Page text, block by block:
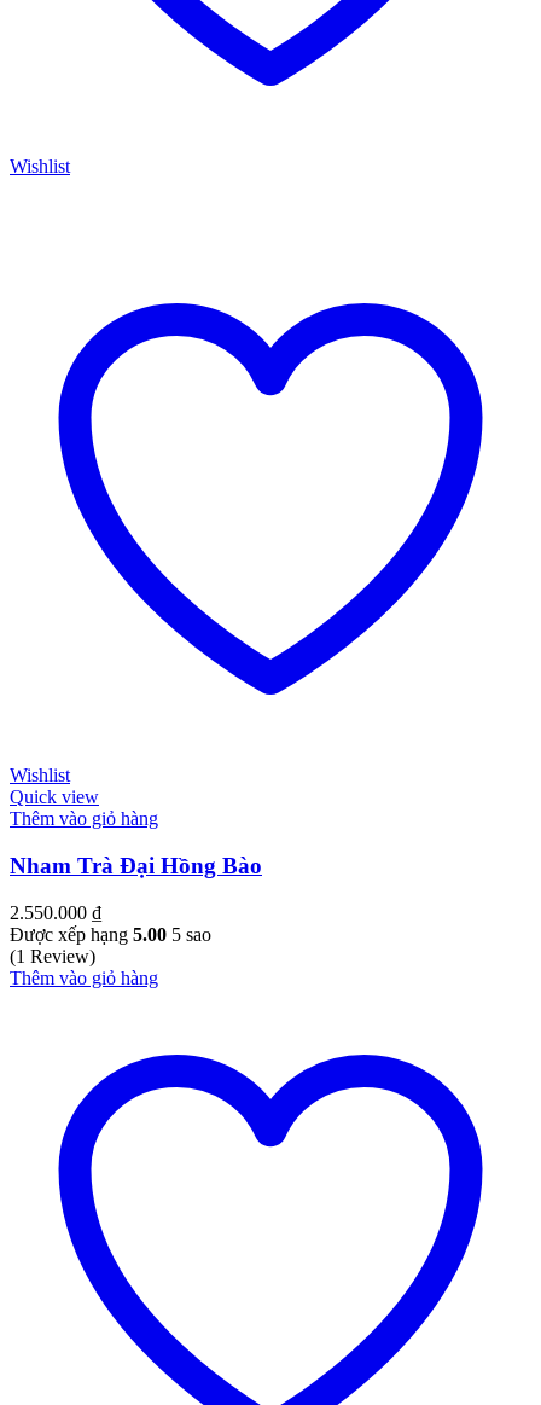
Wishlist
Wishlist
Quick view
Thêm vào giỏ hàng
Nham Trà Đại Hồng Bào
2.550.000 ₫
Được xếp hạng 5.00 5 sao
(1 Review)
Thêm vào giỏ hàng